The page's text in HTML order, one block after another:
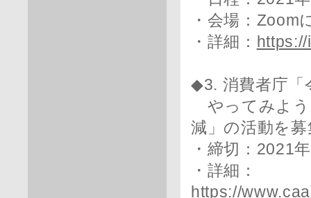
・会場：Zoom
・詳細：
◆3. 消費者庁「
やってみよう
減」の活動を募
・締切：2021
・詳細：
https://